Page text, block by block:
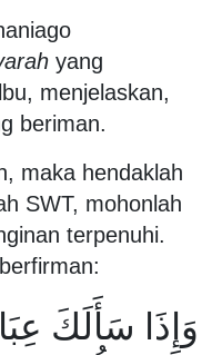
yang
menjelaskan,
beriman.
maka hendaklah
SWT, mohonlah
terpenuhi.
berfirman:
وَإِذَا سَأَلَكَ